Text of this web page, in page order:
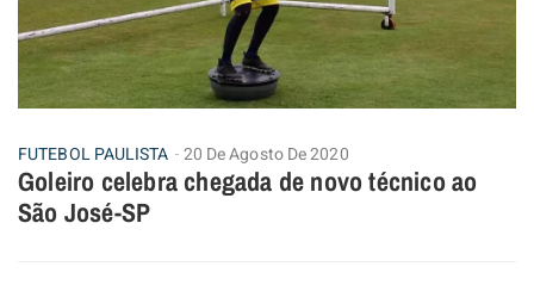
FUTEBOL PAULISTA 20 De Agosto De 2020
Goleiro celebra chegada de novo técnico ao
São José-SP